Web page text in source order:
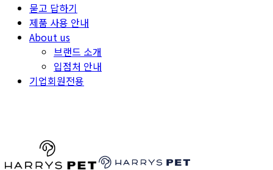
묻고 답하기
제품 사용 안내
About us
브랜드 소개
입점처 안내
기업회원전용